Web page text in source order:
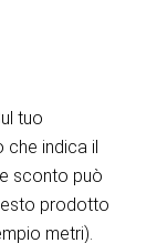
tuo
che indica il
sconto può
prodotto
metri).